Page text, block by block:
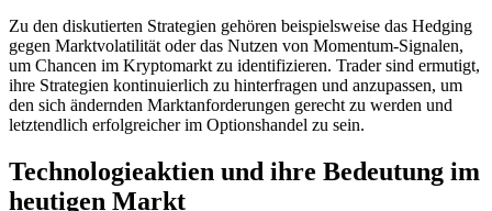
Zu den diskutierten Strategien gehören beispielsweise das Hedging
gegen Marktvolatilität oder das Nutzen von Momentum-Signalen,
um Chancen im Kryptomarkt zu identifizieren. Trader sind ermutigt,
ihre Strategien kontinuierlich zu hinterfragen und anzupassen, um
den sich ändernden Marktanforderungen gerecht zu werden und
letztendlich erfolgreicher im Optionshandel zu sein.
Technologieaktien und ihre Bedeutung im
heutigen Markt